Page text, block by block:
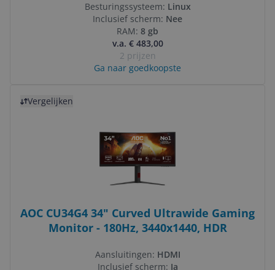
Besturingssysteem: Linux
Inclusief scherm: Nee
RAM: 8 gb
v.a. € 483,00
2 prijzen
Ga naar goedkoopste
Vergelijken
AOC CU34G4 34" Curved Ultrawide Gaming
Monitor - 180Hz, 3440x1440, HDR
Aansluitingen: HDMI
Inclusief scherm: Ja